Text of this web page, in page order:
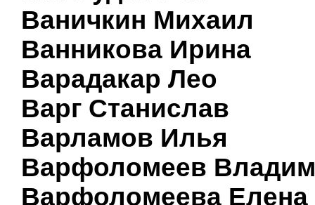
Ваничкин Михаил
Ванникова Ирина
Варадакар Лео
Варг Станислав
Варламов Илья
Варфоломеев
Варфоломеева Елена